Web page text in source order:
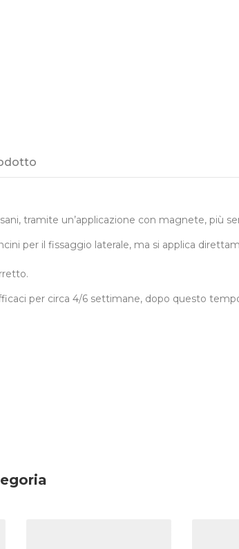
tramite un’applicazione con magnete, più
per il fissaggio laterale, ma si applica
per circa 4/6 settimane, dopo questo